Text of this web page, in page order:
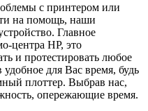
с принтером или
на помощь, наши
Главное
центра HP, это
и протестировать любое
для Вас время, будь
плоттер. Выбрав нас,
опережающие время.